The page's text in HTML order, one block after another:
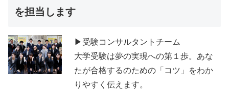
を担当します
▶受験コンサルタントチーム
大学受験は夢の実現への第１歩。あな
たが合格するのための「コツ」をわか
りやすく伝えます。